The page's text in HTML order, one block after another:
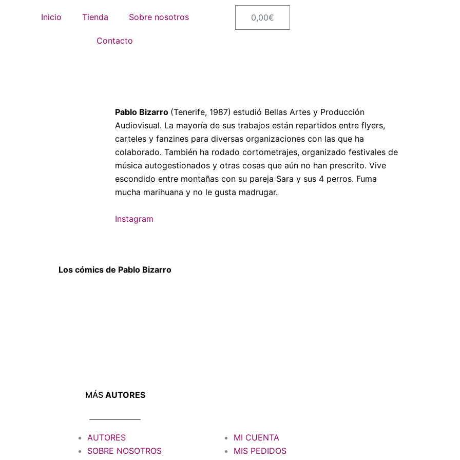
Inicio Tienda Sobre nosotros
Contacto
0,00€Carrito
Pablo Bizarro (Tenerife, 1987) estudió Bellas Artes y Producción
Audiovisual. La mayoría de sus trabajos están repartidos entre flyers,
carteles y fanzines para diversas organizaciones con las que ha
colaborado. También ha rodado cortometrajes, organizado festivales de
música autogestionados y otras cosas que aún no han prescrito. Vive
escondido entre montañas con su pareja Sara y sus 4 perros. Fuma
mucha marihuana y no le gusta madrugar.
Instagram
Los cómics de Pablo Bizarro
MÁS AUTORES
AUTORES
SOBRE NOSOTROS
MI CUENTA
MIS PEDIDOS